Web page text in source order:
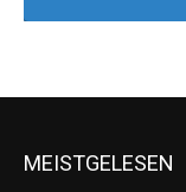
MEISTGELESEN